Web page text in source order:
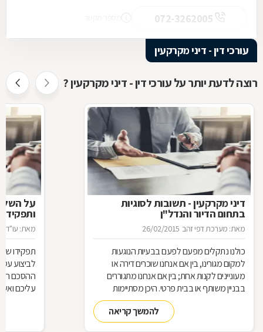
עורכי דין - דיני מקרקעין
רוצה לדעת יותר על עורכי דין - דיני מקרקעין ?
דיני מקרקעין - תשובות לסוגיות
בתחום הדיור והנדל"ן
מאת: מערכת דפי זהב 26/02/2015
כולנו נתקלים מפעם לפעם בבעיות הנוגעות
למקום מגורינו, בין אם אנחנו שוכרים דירה או
מעוניינים לקנות אחת; בין אם אנחנו מתגוררים
בבניין משותף או בבית פרטי. היכן מסתיימות
זכויותינו ביחס לשכנינו? מה אומר החוק בקשר
לחריגות בנייה? האם בניית ממ"ד מחייבת את כל
הדיירים וכו'. כדי לקבל מושג בנוגע למעמדנו
להמשך קריאה
מאת: עו"ד
תפקידו
ההסכם
עליכם